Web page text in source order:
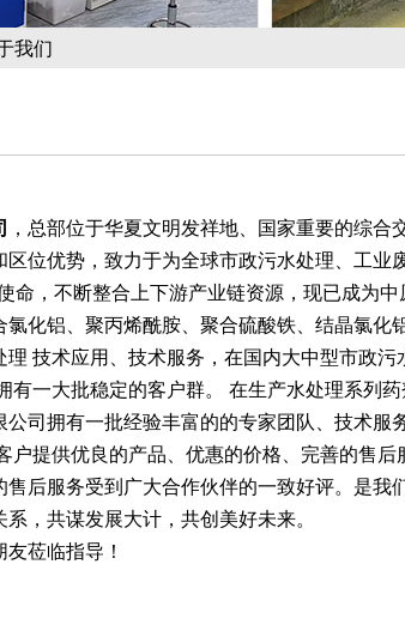
我们
，总部位于华夏文明发祥地、国家重要的综
位优势，致力于为全球市政污水处理、工
命，不断整合上下游产业链资源，现已成为
氯化铝、 聚丙烯酰胺、 聚合硫酸铁、结晶氯化铝
技术应用、技术服务，在国内大中型市政
有一大批稳定的客户群。 在生产水处理系列药
拥有一批经验丰富的的专家团队、技术服
户提供优良的产品、优惠的价格、完善的售
后服务受到广大合作伙伴的一致好评。是
，共谋发展大计，共创美好未来。
莅临指导！